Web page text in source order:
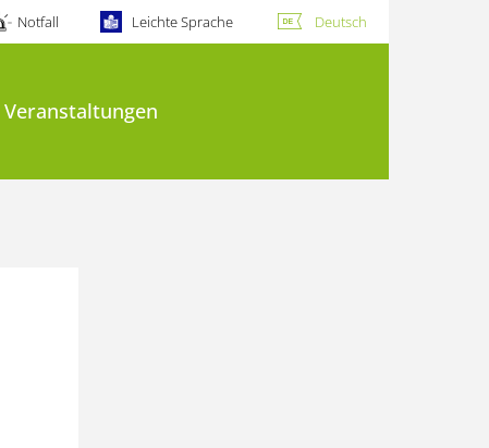
Notfall Leichte Sprache Deutsch
Veranstaltungen